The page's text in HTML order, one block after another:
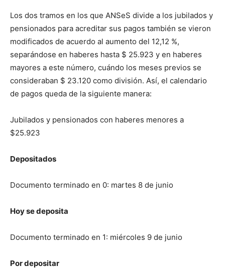
Los dos tramos en los que ANSeS divide a los jubilados y
pensionados para acreditar sus pagos también se vieron
modificados de acuerdo al aumento del 12,12 %,
separándose en haberes hasta $ 25.923 y en haberes
mayores a este número, cuándo los meses previos se
consideraban $ 23.120 como división. Así, el calendario
de pagos queda de la siguiente manera:
Jubilados y pensionados con haberes menores a
$25.923
Depositados
Documento terminado en 0: martes 8 de junio
Hoy se deposita
Documento terminado en 1: miércoles 9 de junio
Por depositar